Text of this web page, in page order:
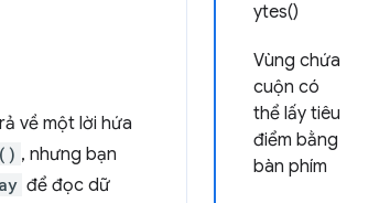
ytes()
Vùng chứa
cuộn có
thể lấy tiêu
điểm bằng
bàn phím
về một lời hứa
, nhưng bạn
để đọc dữ